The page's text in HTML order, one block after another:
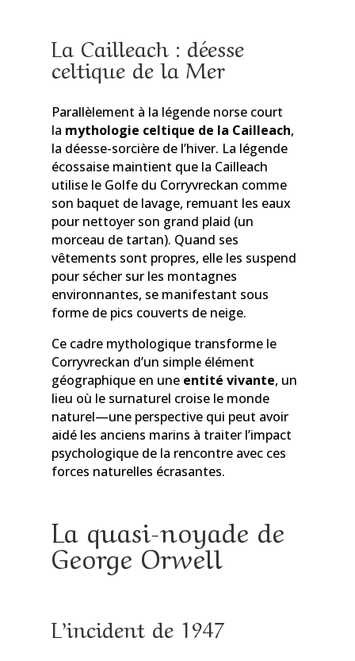
La Cailleach : déesse
celtique de la Mer
Parallèlement à la légende norse court
la mythologie celtique de la Cailleach,
la déesse-sorcière de l’hiver. La légende
écossaise maintient que la Cailleach
utilise le Golfe du Corryvreckan comme
son baquet de lavage, remuant les eaux
pour nettoyer son grand plaid (un
morceau de tartan). Quand ses
vêtements sont propres, elle les suspend
pour sécher sur les montagnes
environnantes, se manifestant sous
forme de pics couverts de neige.
Ce cadre mythologique transforme le
Corryvreckan d’un simple élément
géographique en une entité vivante, un
lieu où le surnaturel croise le monde
naturel—une perspective qui peut avoir
aidé les anciens marins à traiter l’impact
psychologique de la rencontre avec ces
forces naturelles écrasantes.
La quasi-noyade de
George Orwell
L’incident de 1947